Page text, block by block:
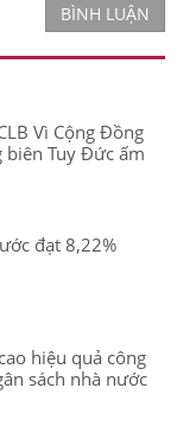
BÌNH LUẬN
Vì Cộng Đồng
biên Tuy Đức ấm
đạt 8,22%
hiệu quả công
sách nhà nước